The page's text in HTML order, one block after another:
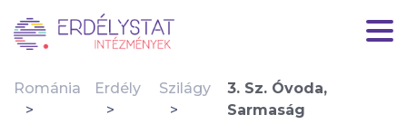
Románia Erdély Szilágy
3. Sz. Óvoda,
Sarmaság